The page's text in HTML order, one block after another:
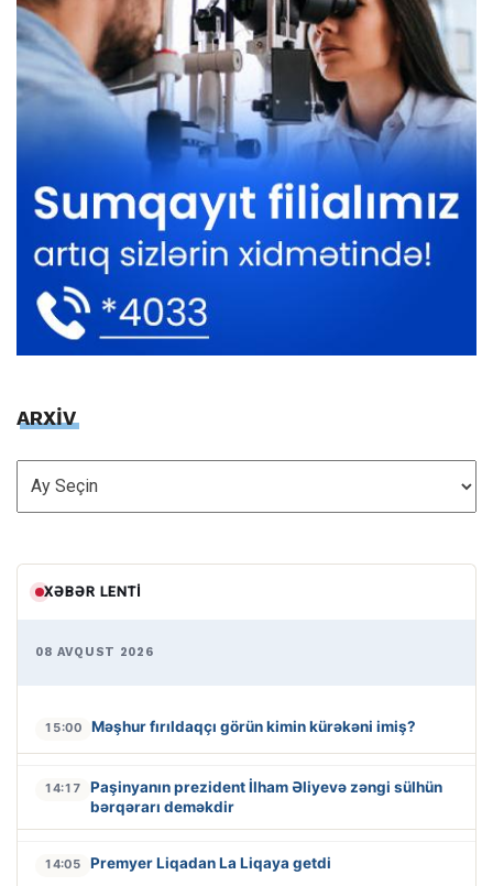
ARXİV
ARXİV
XƏBƏR LENTI
08 AVQUST 2026
15:00 Məşhur fırıldaqçı görün kimin kürəkəni imiş?
14:17
Paşinyanın prezident İlham Əliyevə zəngi sülhün
bərqərarı deməkdir
14:05 Premyer Liqadan La Liqaya getdi